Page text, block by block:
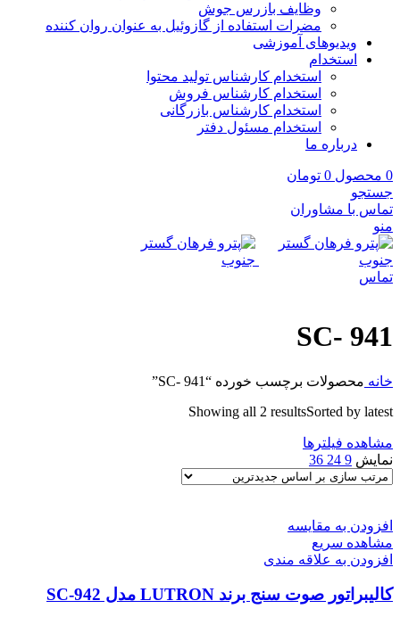
وظایف بازرس جوش
مضرات استفاده از گازوئیل به عنوان روان کننده
ویدیوهای آموزشی
استخدام
استخدام کارشناس تولید محتوا
استخدام کارشناس فروش
استخدام کارشناس بازرگانی
استخدام مسئول دفتر
درباره ما
0 محصول 0 تومان
جستجو
تماس با مشاوران
منو
تماس
SC- 941
خانه محصولات برچسب خورده “SC- 941”
Showing all 2 resultsSorted by latest
مشاهده فیلترها
نمایش 9
24
36
افزودن به مقایسه
مشاهده سریع
افزودن به علاقه مندی
کالیبراتور صوت سنج برند LUTRON مدل SC-942